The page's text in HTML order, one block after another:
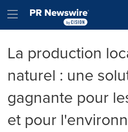
Hamburger menu
La production
naturel : une
gagnante pour
et pour